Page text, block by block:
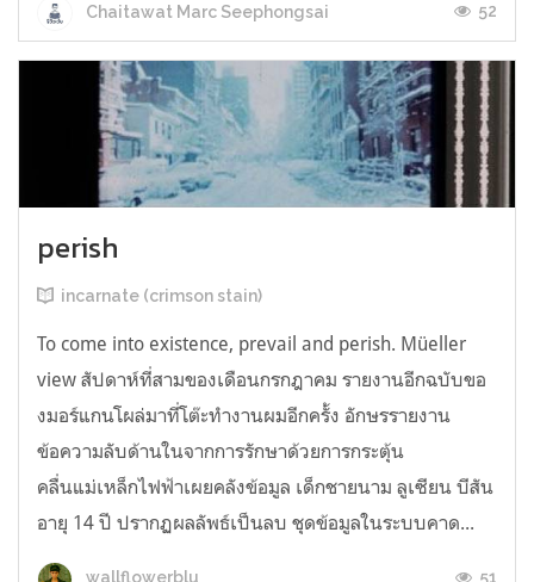
Chaitawat Marc Seephongsai 52
perish
incarnate (crimson stain)
To come into existence, prevail and perish. Müeller
view สัปดาห์ที่สามของเดือนกรกฎาคม รายงานอีกฉบับขอ
งมอร์แกนโผล่มาที่โต๊ะทำงานผมอีกครั้ง อักษรรายงาน
ข้อความลับด้านในจากการรักษาด้วยการกระตุ้น
คลื่นแม่เหล็กไฟฟ้าเผยคลังข้อมูล เด็กชายนาม ลูเซียน บีสัน
อายุ 14 ปี ปรากฏผลลัพธ์เป็นลบ ชุดข้อมูลในระบบคาด...
wallflowerblu 51